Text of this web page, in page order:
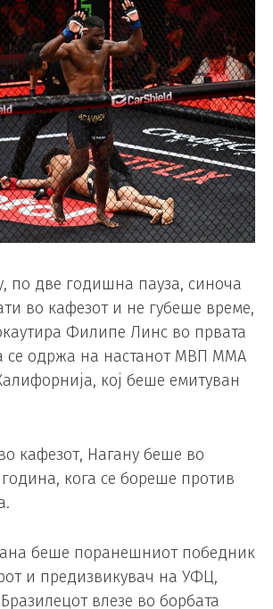
по две годишна пауза, синоча
во кафезот и не губеше време,
Филипе Линс во првата
се одржа на настанот MВП MMA
кој беше емитуван
кафезот, Нагану беше во
кога се бореше против
беше поранешниот победник
и предизвикувач на УФЦ,
влезе во борбата